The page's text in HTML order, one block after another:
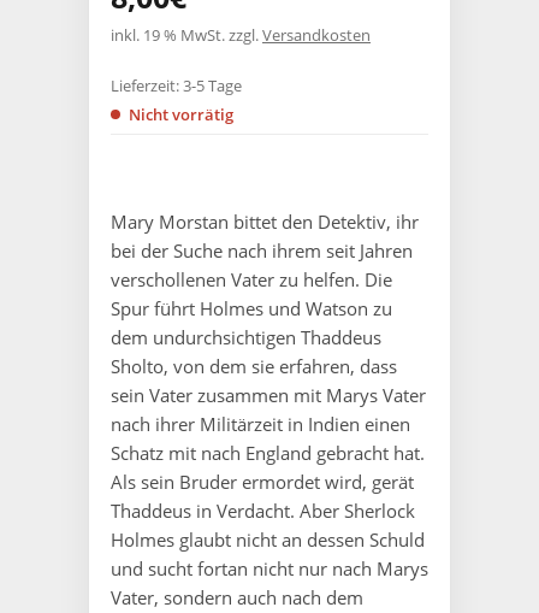
inkl. 19 % MwSt.zzgl.Versandkosten
Mary Morstan bittet den Detektiv, ihr
bei der Suche nach ihrem seit Jahren
verschollenen Vater zu helfen. Die
Spur führt Holmes und Watson zu
dem undurchsichtigen Thaddeus
Sholto, von dem sie erfahren, dass
sein Vater zusammen mit Marys Vater
nach ihrer Militärzeit in Indien einen
Schatz mit nach England gebracht hat.
Als sein Bruder ermordet wird, gerät
Thaddeus in Verdacht. Aber Sherlock
Holmes glaubt nicht an dessen Schuld
und sucht fortan nicht nur nach Marys
Vater, sondern auch nach dem
Lieferzeit:3-5 Tage
Nicht vorrätig